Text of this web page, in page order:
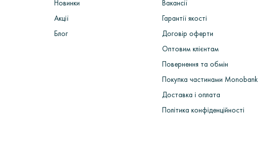
Новинки
Акції
Блог
Вакансії
Гарантії якості
Договір оферти
Оптовим клієнтам
Повернення та обмін
Покупка частинами Monobank
Доставка і оплата
Політика конфіденційності